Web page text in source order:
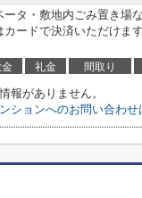
ータ・敷地内ごみ置き場
カードで決済いただけま
礼金 間取り
報がありません。
ションへのお問い合わせ